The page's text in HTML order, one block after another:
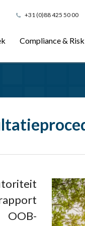
+31 (0)88 425 50 00
Compliance &